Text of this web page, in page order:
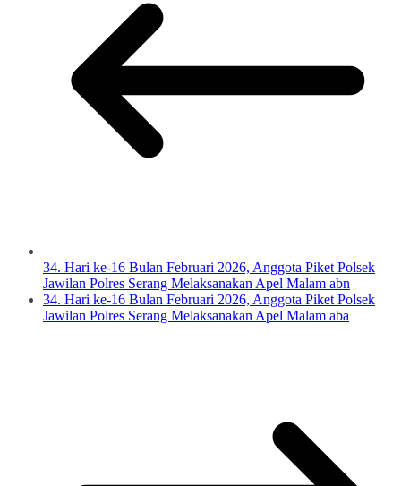
34. Hari ke-16 Bulan Februari 2026, Anggota Piket Polsek
Jawilan Polres Serang Melaksanakan Apel Malam abn
34. Hari ke-16 Bulan Februari 2026, Anggota Piket Polsek
Jawilan Polres Serang Melaksanakan Apel Malam aba